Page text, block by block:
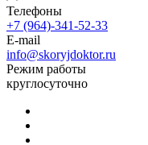
Телефоны
+7 (964)-341-52-33
E-mail
info@skoryjdoktor.ru
Режим работы
круглосуточно